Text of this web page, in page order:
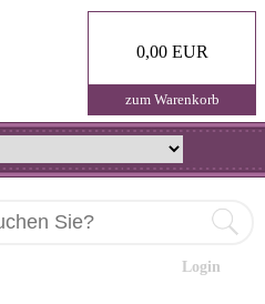
0,00 EUR
zum Warenkorb
Login